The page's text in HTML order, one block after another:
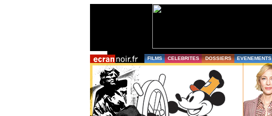
FILMS CELEBRITES DOSSIERS EVENEMENTS